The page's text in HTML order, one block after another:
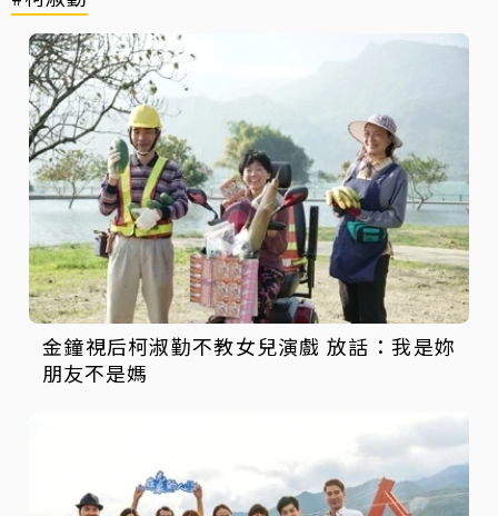
金鐘視后柯淑勤不教女兒演戲 放話：我是妳
朋友不是媽